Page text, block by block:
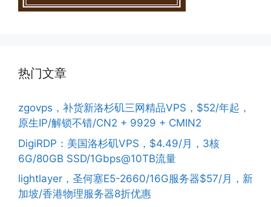
热门文章
zgovps，补货新洛杉矶三网精品VPS，$52/年起，
原生IP/解锁不错/CN2 + 9929 + CMIN2
DigiRDP：美国洛杉矶VPS，$4.49/月，3核
6G/80GB SSD/1Gbps@10TB流量
lightlayer，圣何塞E5-2660/16G服务器$57/月，新
加坡/香港物理服务器8折优惠